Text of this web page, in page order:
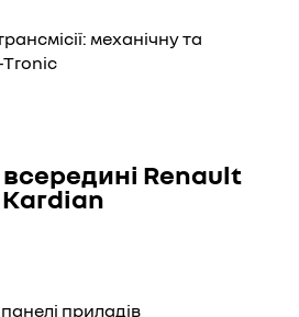
механічну та
Tronic
всередині Renault
Kardian